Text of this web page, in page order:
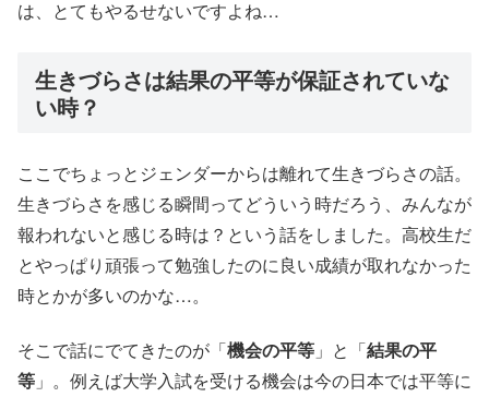
は、とてもやるせないですよね…
生きづらさは結果の平等が保証されていな
い時？
ここでちょっとジェンダーからは離れて生きづらさの話。
生きづらさを感じる瞬間ってどういう時だろう、みんなが
報われないと感じる時は？という話をしました。高校生だ
とやっぱり頑張って勉強したのに良い成績が取れなかった
時とかが多いのかな…。
そこで話にでてきたのが「機会の平等 」と「結果の平
等 」。例えば大学入試を受ける機会は今の日本では平等に